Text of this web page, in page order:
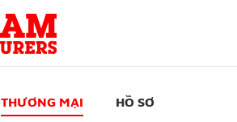
THƯƠNG MẠI HỒ SƠ